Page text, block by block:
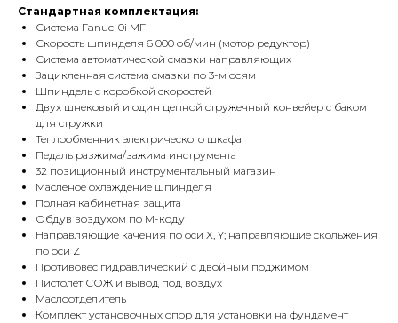
Стандартная комплектация:
Система Fanuc-0i MF
Скорость шпинделя 6 000 об/мин (мотор редуктор)
Система автоматической смазки направляющих
Зацикленная система смазки по 3-м осям
Шпиндель с коробкой скоростей
Двух шнековый и один цепной стружечный конвейер с баком
для стружки
Теплообменник электрического шкафа
Педаль разжима/зажима инструмента
32 позиционный инструментальный магазин
Масленое охлаждение шпинделя
Полная кабинетная защита
Обдув воздухом по М-коду
Направляющие качения по оси X, Y; направляющие скольжения
по оси Z
Противовес гидравлический с двойным поджимом
Пистолет СОЖ и вывод под воздух
Маслоотделитель
Комплект установочных опор для установки на фундамент